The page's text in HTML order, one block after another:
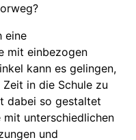
eine
mit einbezogen
kann es gelingen,
in die Schule zu
dabei so gestaltet
mit unterschiedlichen
und